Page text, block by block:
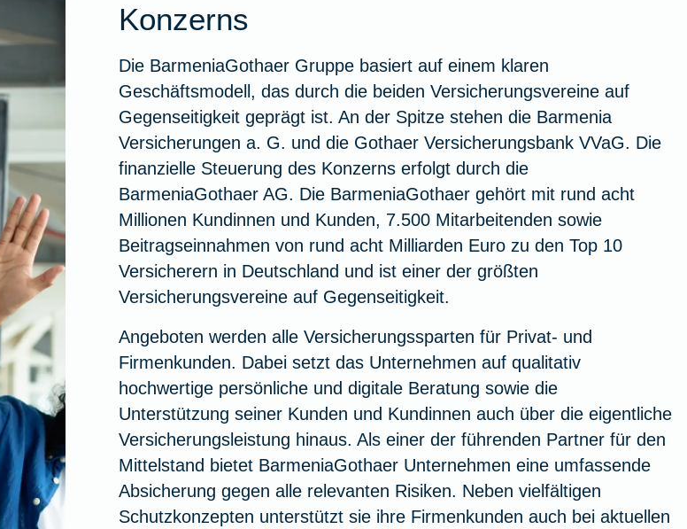
Konzerns
Die BarmeniaGothaer Gruppe basiert auf einem klaren
Geschäftsmodell, das durch die beiden Versicherungsvereine auf
Gegenseitigkeit geprägt ist. An der Spitze stehen die Barmenia
Versicherungen a. G. und die Gothaer Versicherungsbank VVaG. Die
finanzielle Steuerung des Konzerns erfolgt durch die
BarmeniaGothaer AG. Die BarmeniaGothaer gehört mit rund acht
Millionen Kundinnen und Kunden, 7.500 Mitarbeitenden sowie
Beitragseinnahmen von rund acht Milliarden Euro zu den Top 10
Versicherern in Deutschland und ist einer der größten
Versicherungsvereine auf Gegenseitigkeit.
Angeboten werden alle Versicherungssparten für Privat- und
Firmenkunden. Dabei setzt das Unternehmen auf qualitativ
hochwertige persönliche und digitale Beratung sowie die
Unterstützung seiner Kunden und Kundinnen auch über die eigentliche
Versicherungsleistung hinaus. Als einer der führenden Partner für den
Mittelstand bietet BarmeniaGothaer Unternehmen eine umfassende
Absicherung gegen alle relevanten Risiken. Neben vielfältigen
Schutzkonzepten unterstützt sie ihre Firmenkunden auch bei aktuellen